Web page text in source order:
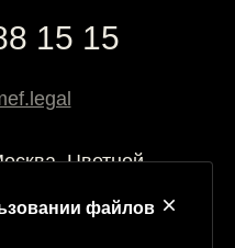
15 15
Цветной
файлов